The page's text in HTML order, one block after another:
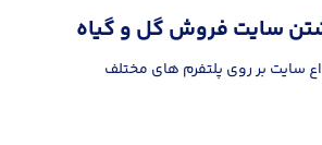
سایت فروش گل و گیاه
سایت بر روی پلتفرم های مختلف